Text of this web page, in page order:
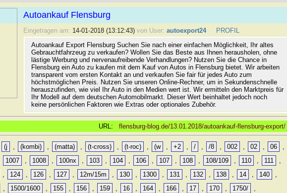
Autoankauf Flensburg
Eingetragen am: 14-01-2018 (13:12:43) von User: autoexport24
PROFIL
Autoankauf Export Flensburg Suchen Sie nach einer einfachen Möglichkeit, Ihr altes
Gebrauchtfahrzeug zu verkaufen? Wollen Sie das Beste aus Ihnen herausholen, ohne
lästige Werbung und nervenaufreibende Verhandlungen? Nutzen Sie die Chance in
Flensburg ein Auto zu kaufen mit dem Kauf von Autos in Flensburg bietet. Wir arbeiten
transparent vom ersten Kontakt an und verkaufen Sie fair für jedes Auto zum
höchstmöglichen Preis. Nutzen Sie unseren Online-Rechner, um in Sekundenschnelle
herauszufinden, wie viel Ihr Auto in den Medien wert ist. Wir ermitteln den Marktpreis für
Ihr Modell auf dem deutschen Automobilmarkt. Dieser Wert beinhaltet jedoch noch
keine persönlichen Faktoren wie Extras oder optionales Zubehör.
URL: flensburg-blog.de/13.01.2018/autoankauf-flensburg-export/
(j , (kombi) , (matta) , (t-cross) , (t-roc) , (w , +2 , / , /8 , 002 , 02 , 06
,
1007 , 1008 , 100nx , 103 , 104 , 106 , 107 , 108 , 108/109 , 110 , 111
,
, 124 , 126 , 127 , 12m/15m , 130 , 1300 , 131 , 132 , 138 , 14 , 140
,
, 1500/1600 , 155 , 156 , 159 , 16 , 164 , 166 , 17 , 170 , 1750/
,